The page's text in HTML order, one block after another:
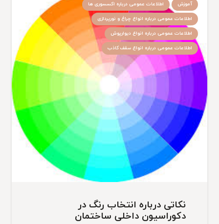
آموزش
اطلاعات عمومی درباره اکسسوری ها
اطلاعات عمومی درباره انواع چراغ و نورپردازی
اطلاعات عمومی درباره انواع دیوارپوش
اطلاعات عمومی درباره انواع سقف کاذب
نکاتی درباره انتخاب رنگ در
دکوراسیون داخلی ساختمان